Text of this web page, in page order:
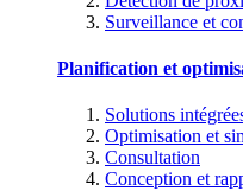
Surveillance et
Planification et
Solutions
Optimisation et
Consultation
Conception et